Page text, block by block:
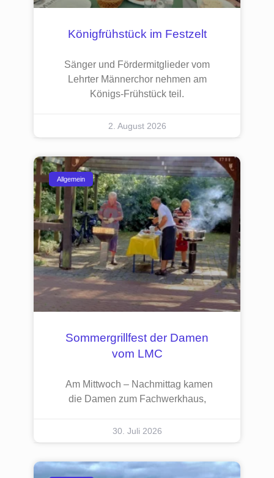
Königfrühstück im Festzelt
Sänger und Fördermitglieder vom
Lehrter Männerchor nehmen am
Königs-Frühstück teil.
2. August 2026
Allgemein
Sommergrillfest der Damen
vom LMC
Am Mittwoch – Nachmittag kamen
die Damen zum Fachwerkhaus,
30. Juli 2026